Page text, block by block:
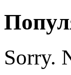
Sorry.